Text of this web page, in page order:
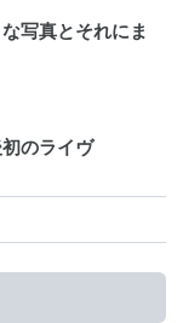
写真とそれにま
のライヴ